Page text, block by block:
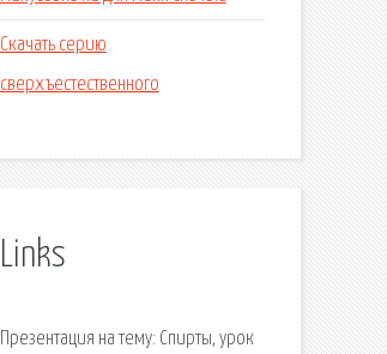
Скачать серию
сверхъестественного
Links
Презентация на тему: Спирты, урок